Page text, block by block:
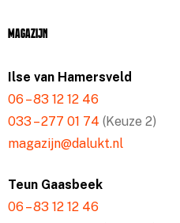
Magazijn
Ilse van Hamersveld
06 – 83 12 12 46
033 – 277 01 74 (Keuze 2)
magazijn@dalukt.nl
Teun Gaasbeek
06 – 83 12 12 46